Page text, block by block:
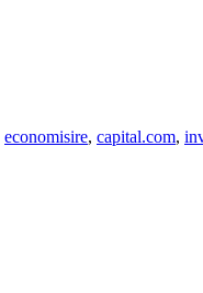
economisire, capital.com,